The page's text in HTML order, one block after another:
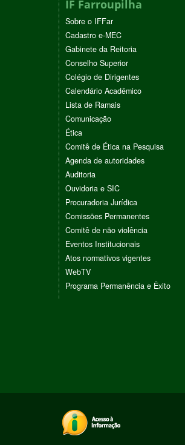
IF Farroupilha
Sobre o IFFar
Cadastro e-MEC
Gabinete da Reitoria
Conselho Superior
Colégio de Dirigentes
Calendário Acadêmico
Lista de Ramais
Comunicação
Ética
Comitê de Ética na Pesquisa
Agenda de autoridades
Auditoria
Ouvidoria e SIC
Procuradoria Jurídica
Comissões Permanentes
Comitê de não violência
Eventos Institucionais
Atos normativos vigentes
WebTV
Programa Permanência e Êxito